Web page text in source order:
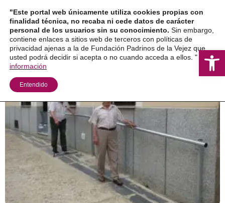
contenido
"Este portal web únicamente utiliza cookies propias con
finalidad técnica, no recaba ni cede datos de carácter
personal de los usuarios sin su conocimiento. Sin embargo,
contiene enlaces a sitios web de terceros con políticas de
privacidad ajenas a la de Fundación Padrinos de la Vejez que
usted podrá decidir si acepta o no cuando acceda a ellos. "
Más
información
Entendido